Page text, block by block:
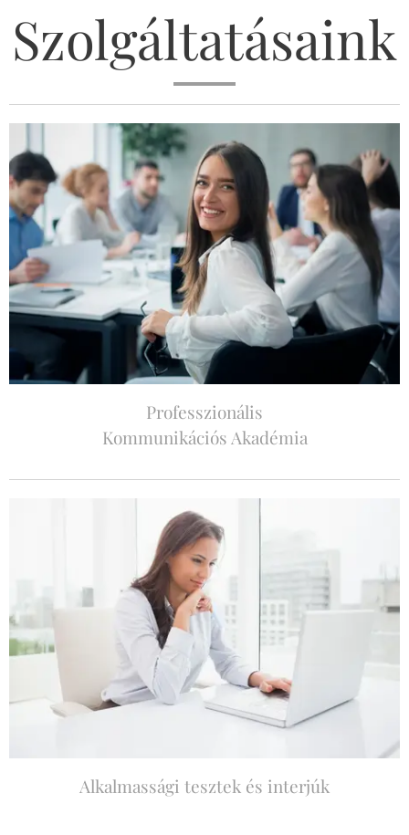
Szolgáltatásaink
Professzionális
Kommunikációs Akadémia
Alkalmassági tesztek és interjúk